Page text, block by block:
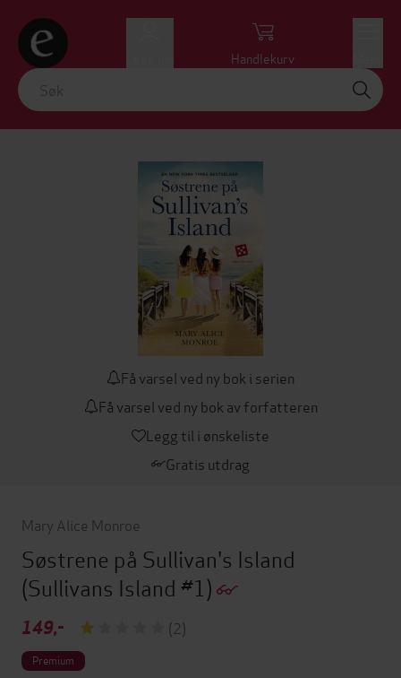
Handlekurv
Få varsel ved ny bok i serien
Få varsel ved ny bok av forfatteren
Legg til i ønskeliste
Gratis utdrag
Mary Alice Monroe
Søstrene på Sullivan's Island
(Sullivans Island #1)
149,- (2)
Premium